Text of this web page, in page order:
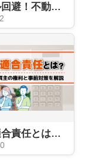
トラブル回避！不動産売却に安心を与えるインスペクションとは？
契約不適合責任とは？不動産売却の買主の権利と事前対策を解説